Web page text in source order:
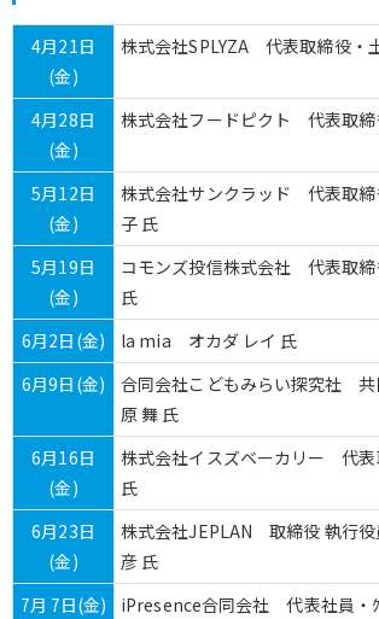
4月21日
(金)
株式会社SPLYZA 代表取締役・
4月28日
(金)
株式会社フードピクト 代表取締
5月12日
(金)
株式会社サンクラッド 代表取締
子 氏
5月19日
(金)
コモンズ投信株式会社 代表取締
氏
6月2日(金)
la mia オカダ レイ 氏
6月9日(金)
合同会社こどもみらい探究社 共
原 舞 氏
6月16日
(金)
株式会社イスズベーカリー 代表
氏
6月23日
(金)
株式会社JEPLAN 取締役 執行役
彦 氏
7月 7日(金)
iPresence合同会社 代表社員・ｸ